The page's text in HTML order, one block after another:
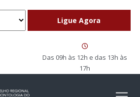
Das 09h às 12h e das 13h às
17h